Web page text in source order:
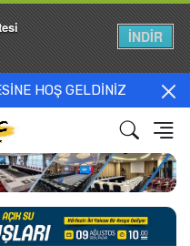
HOŞ GELDİNİZ
İNDİR